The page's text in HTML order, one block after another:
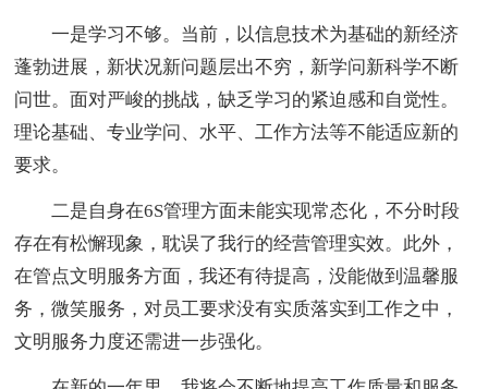
一是学习不够。当前，以信息技术为基础的新经济
蓬勃进展，新状况新问题层出不穷，新学问新科学不断
问世。面对严峻的挑战，缺乏学习的紧迫感和自觉性。
理论基础、专业学问、水平、工作方法等不能适应新的
要求。
二是自身在6S管理方面未能实现常态化，不分时段
存在有松懈现象，耽误了我行的经营管理实效。此外，
在管点文明服务方面，我还有待提高，没能做到温馨服
务，微笑服务，对员工要求没有实质落实到工作之中，
文明服务力度还需进一步强化。